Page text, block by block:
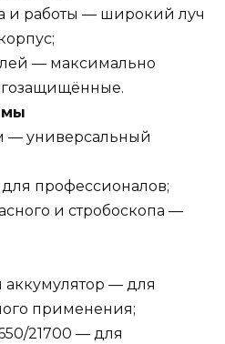
и работы — широкий луч
— максимально
— универсальный
профессионалов;
и стробоскопа —
аккумулятор — для
применения;
21700 — для